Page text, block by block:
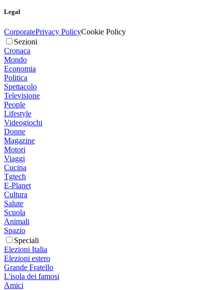
Legal
CorporatePrivacy PolicyCookie Policy
Sezioni
Cronaca
Mondo
Economia
Politica
Spettacolo
Televisione
People
Lifestyle
Videogiochi
Donne
Magazine
Motori
Viaggi
Cucina
Tgtech
E-Planet
Cultura
Salute
Scuola
Animali
Spazio
Speciali
Elezioni Italia
Elezioni estero
Grande Fratello
L'isola dei famosi
Amici